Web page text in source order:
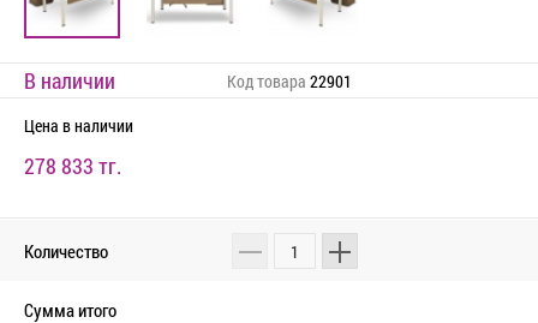
В наличии Код товара22901
Цена в наличии
278 833 тг.
Количество
Сумма итого